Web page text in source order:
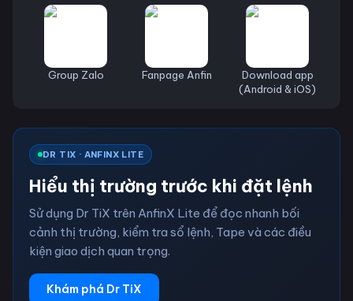
Group Zalo Fanpage Anfin
Download app
(Android & iOS)
DR TIX · ANFINX LITE
Hiểu thị trường trước khi đặt lệnh
Sử dụng Dr TiX trên AnfinX Lite để đọc nhanh bối
cảnh thị trường, kiểm tra sổ lệnh, Tape và các điều
kiện giao dịch quan trọng.
Khám phá Dr TiX